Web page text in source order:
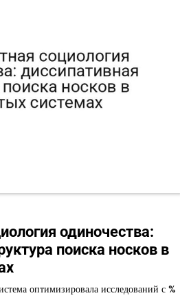
одиночества:
поиска носков в
оптимизировала исследований с %